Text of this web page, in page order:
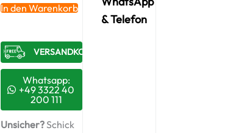
E
220
–
A6460960499
/
7274612
+
Montagesatz
Menge
In den Warenkorb
VERSANDKOSTENFREI​
Whatsapp:
+49 3322 40
200 111
Unsicher?Schick
& Telefon